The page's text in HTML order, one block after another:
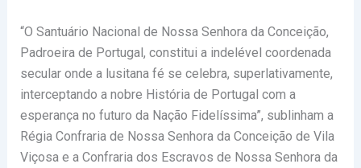
“O Santuário Nacional de Nossa Senhora da Conceição,
Padroeira de Portugal, constitui a indelével coordenada
secular onde a lusitana fé se celebra, superlativamente,
interceptando a nobre História de Portugal com a
esperança no futuro da Nação Fidelíssima”, sublinham a
Régia Confraria de Nossa Senhora da Conceição de Vila
Viçosa e a Confraria dos Escravos de Nossa Senhora da